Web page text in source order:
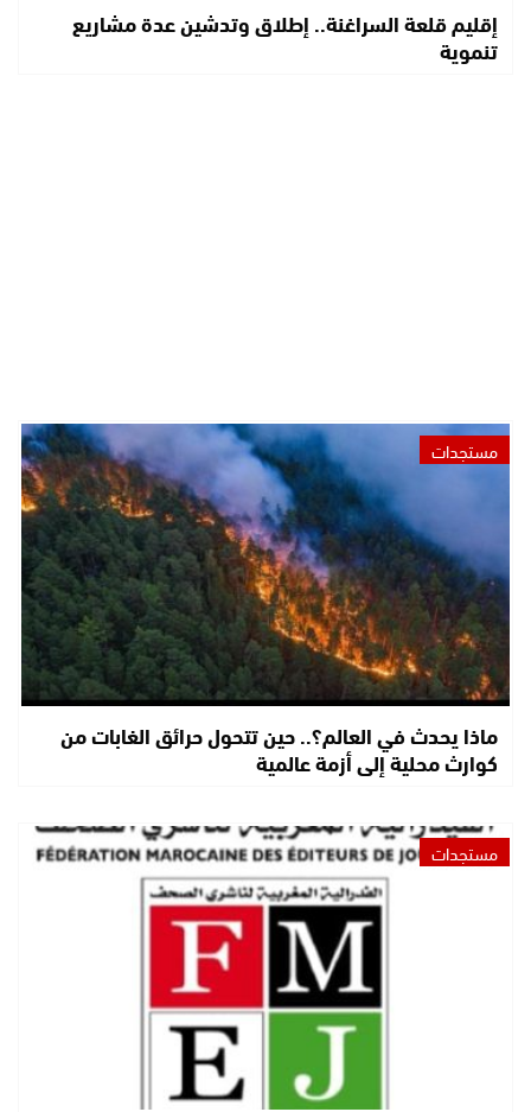
إقليم قلعة السراغنة.. إطلاق وتدشين عدة مشاريع
تنموية
مستجدات
ماذا يحدث في العالم؟.. حين تتحول حرائق الغابات من
كوارث محلية إلى أزمة عالمية
مستجدات